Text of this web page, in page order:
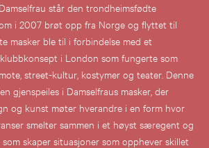
står den trondheimsfødte
i 2007 brøt opp fra Norge og flyttet til
masker ble til i forbindelse med et
i London som fungerte som
street-kultur, kostymer og teater. Denne
gjenspeiles i Damselfraus masker, der
og kunst møter hverandre i en form hvor
smelter sammen i et høyst særegent og
skaper situasjoner som opphever skillet